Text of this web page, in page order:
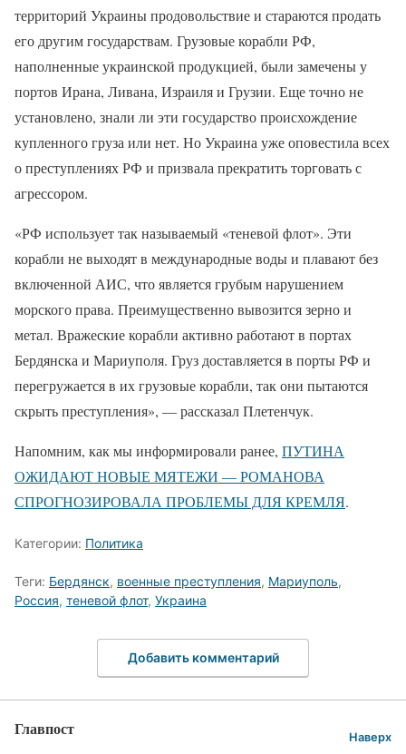
территорий Украины продовольствие и стараются продать
его другим государствам. Грузовые корабли РФ,
наполненные украинской продукцией, были замечены у
портов Ирана, Ливана, Израиля и Грузии. Еще точно не
установлено, знали ли эти государство происхождение
купленного груза или нет. Но Украина уже оповестила всех
о преступлениях РФ и призвала прекратить торговать с
агрессором.
«РФ использует так называемый «теневой флот». Эти
корабли не выходят в международные воды и плавают без
включенной АИС, что является грубым нарушением
морского права. Преимущественно вывозится зерно и
метал. Вражеские корабли активно работают в портах
Бердянска и Мариуполя. Груз доставляется в порты РФ и
перегружается в их грузовые корабли, так они пытаются
скрыть преступления», — рассказал Плетенчук.
Напомним, как мы информировали ранее, ПУТИНА
ОЖИДАЮТ НОВЫЕ МЯТЕЖИ — РОМАНОВА
СПРОГНОЗИРОВАЛА ПРОБЛЕМЫ ДЛЯ КРЕМЛЯ.
Категории: Политика
Теги: Бердянск, военные преступления, Мариуполь,
Россия, теневой флот, Украина
Добавить комментарий
Главпост Наверх